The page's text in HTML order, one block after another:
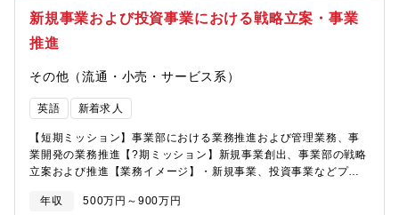
チームビルディングと進行管理を行います。■クリエイティブのプ
ロと連携 多才なクリエイター陣と協力し、お客様企業の課題解
ご活躍いただくことを期待しています。【ZenStudioで働く魅
（通常業務は、日本語・英語でやり取りします）・Web、デザイ
できます・日本国内だけでなく海外市場向けのプロジェクトにも
携わる機会があります・クライアントとクリエイターをつなぐ重
要なポジションとして活躍できます・成長中のクリエイティブエ
に関わることができます・一人ひとりのアイデアや提案が組織づ
新規事業および投資事業における戦略立案・事業
推進
その他（流通・小売・サービス系）
英語 新着求人
【短期ミッション】事業部における業務推進および管理業務、事
業開発の業務推進【?期ミッション】新規事業創出、事業部の戦略
立案および推進【業務イメージ】・新規事業、投資事業などプロ
的な事業開発およびIP創出などのプロジェクト企画、推進業
年収 500万円～900万円